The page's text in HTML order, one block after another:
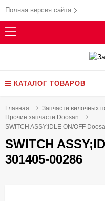
Полная версия сайта
КАТАЛОГ ТОВАРОВ
Главная Запчасти вилочных
Прочие запчасти Doosan
SWITCH ASSY;IDLE ON/OFF
SWITCH
301405-00286